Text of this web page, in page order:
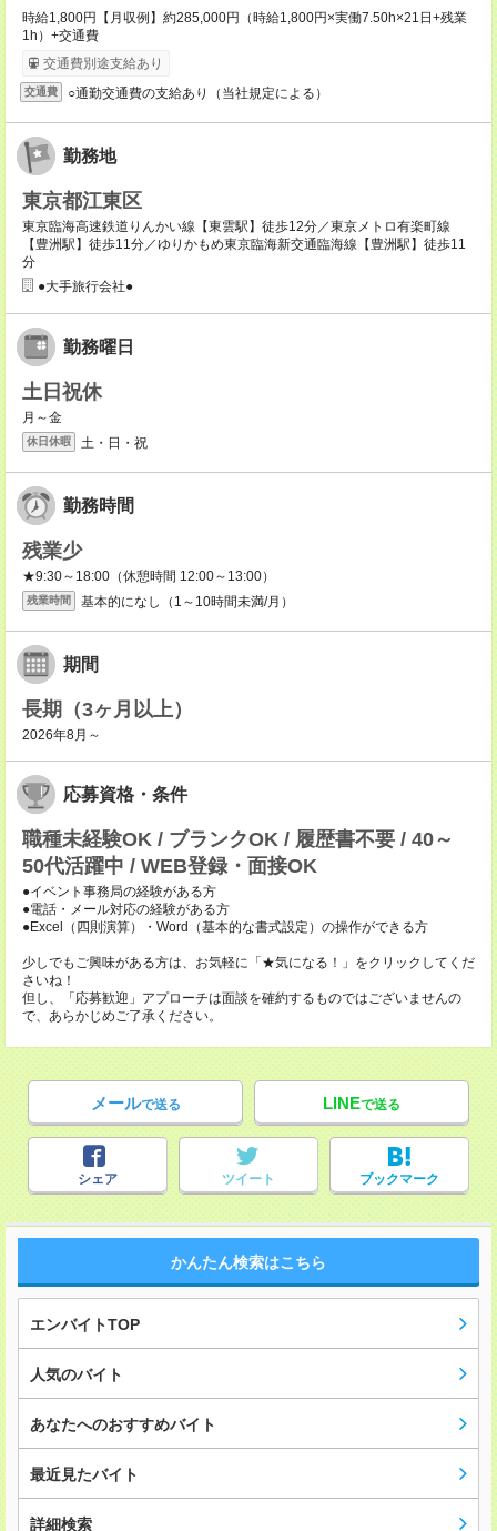
時給1,800円【月収例】約285,000円（時給1,800円×実働7.50h×21日+残業
1h）+交通費
交通費別途支給あり
交通費 ○通勤交通費の支給あり（当社規定による）
勤務地
東京都江東区
東京臨海高速鉄道りんかい線【東雲駅】徒歩12分／東京メトロ有楽町線
【豊洲駅】徒歩11分／ゆりかもめ東京臨海新交通臨海線【豊洲駅】徒歩11
分
●大手旅行会社●
勤務曜日
土日祝休
月～金
休日休暇 土・日・祝
勤務時間
残業少
★9:30～18:00（休憩時間 12:00～13:00）
残業時間 基本的になし（1～10時間未満/月）
期間
長期（3ヶ月以上）
2026年8月～
応募資格・条件
職種未経験OK / ブランクOK / 履歴書不要 / 40～
50代活躍中 / WEB登録・面接OK
●イベント事務局の経験がある方
●電話・メール対応の経験がある方
●Excel（四則演算）・Word（基本的な書式設定）の操作ができる方
少しでもご興味がある方は、お気軽に「★気になる！」をクリックしてくだ
さいね！
但し、「応募歓迎」アプローチは面談を確約するものではございませんの
で、あらかじめご了承ください。
メールで送る LINEで送る
シェア ツイート ブックマーク
かんたん検索はこちら
エンバイトTOP
人気のバイト
あなたへのおすすめバイト
最近見たバイト
詳細検索